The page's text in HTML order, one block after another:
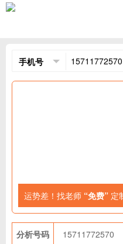
运势差！找老师 “免费” 定
分析号码 15711772570